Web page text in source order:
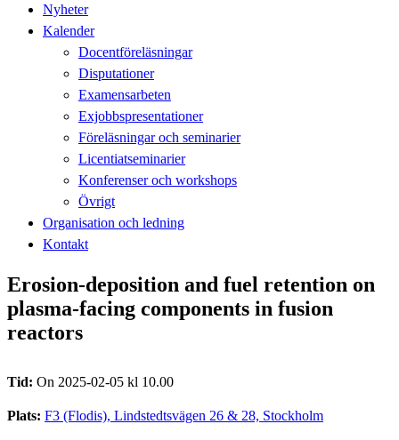
Nyheter
Kalender
Docentföreläsningar
Disputationer
Examensarbeten
Exjobbspresentationer
Föreläsningar och seminarier
Licentiatseminarier
Konferenser och workshops
Övrigt
Organisation och ledning
Kontakt
Erosion-deposition and fuel retention on
plasma-facing components in fusion
reactors
Tid: On 2025-02-05 kl 10.00
Plats: F3 (Flodis), Lindstedtsvägen 26 & 28, Stockholm